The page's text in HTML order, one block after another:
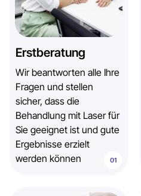
Erstberatung
Wir beantworten alle Ihre
Fragen und stellen
sicher, dass die
Behandlung mit Laser für
Sie geeignet ist und gute
Ergebnisse erzielt
werden können